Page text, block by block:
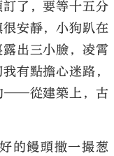
了，要等十五分
安靜，小狗趴在
出三小臉，凌霄
有點擔心迷路，
——從建築上，古
的饅頭撒一撮葱